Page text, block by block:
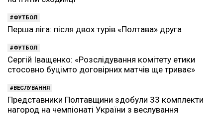
ФУТБОЛ
Перша ліга: після двох турів «Полтава» друга
ФУТБОЛ
Сергій Іващенко: «Розслідування комітету етики
стосовно буцімто договірних матчів ще триває»
ВЕСЛУВАННЯ
Представники Полтавщини здобули 33 комплекти
нагород на чемпіонаті України з веслування